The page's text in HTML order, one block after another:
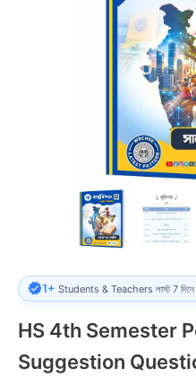
1+ Students & Teachers লাস্ট 7 দিনে
HS 4th Semester
Suggestion